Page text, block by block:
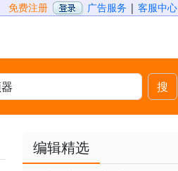
免费注册 广告服务 | 客服中心
搜
编辑精选